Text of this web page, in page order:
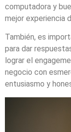
computadora y
mejor experiencia
También, es
para dar
lograr el
negocio con
entusiasmo y